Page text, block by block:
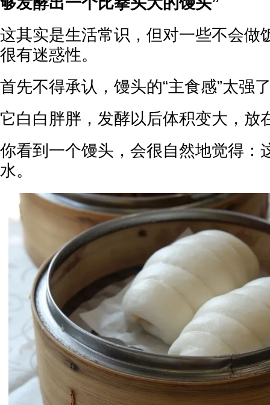
这其实是生活常识，但对一些不会做
很有迷惑性。
首先不得承认，馒头的“主食感”太强
它白白胖胖，发酵以后体积变大，放
你看到一个馒头，会很自然地觉得：
水。